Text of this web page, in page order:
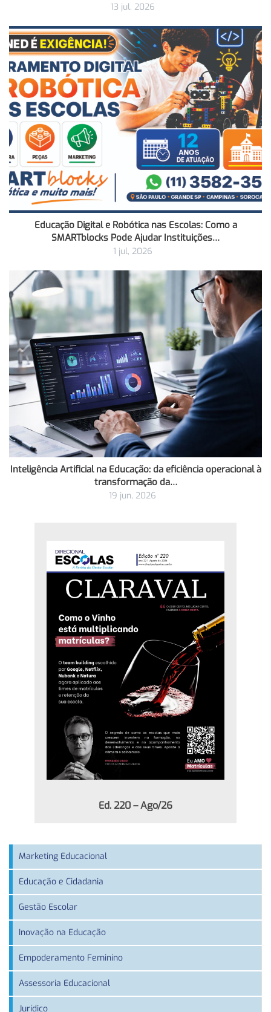
13 jul, 2026
Educação Digital e Robótica nas Escolas: Como a
SMARTblocks Pode Ajudar Instituições…
1 jul, 2026
Inteligência Artificial na Educação: da eficiência operacional à
transformação da…
19 jun, 2026
Ed. 220 – Ago/26
Marketing Educacional
Educação e Cidadania
Gestão Escolar
Inovação na Educação
Empoderamento Feminino
Assessoria Educacional
Jurídico